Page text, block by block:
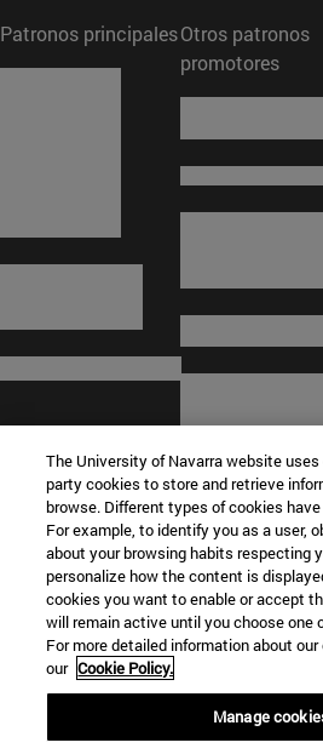
Patronos principalesOtros patronos
promotores
© Universidad de Navarra
Información legal
Términos y condiciones
Accesibilidad
Configuración de cookies
The University of Navarra website
party cookies to store and retrieve
browse. Different types of cookies
For example, to identify you as a user,
about your browsing habits respecting
personalize how the content is
cookies you want to enable or accept
will remain active until you choose one
For more detailed information about
our Cookie Policy.
Manage